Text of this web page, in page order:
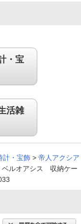
に購入したものと
納できました。
め購入しました。
（ 愛知県 S.S様 ）
・宝
活雑
計・宝飾 > 帝人アクシア
ルオアシス 収納ケー